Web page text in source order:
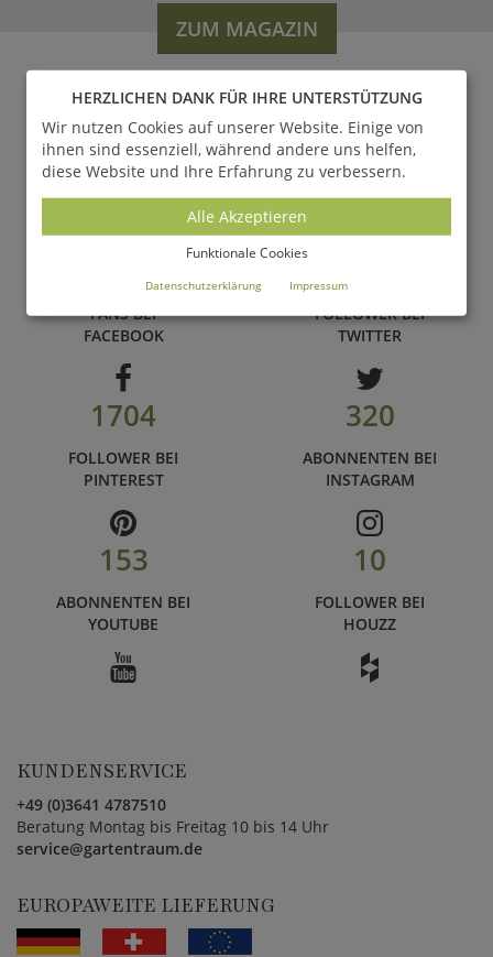
ZUM MAGAZIN
WERDEN SIE FAN VON
GARTENTRAUM.DE
und folgen Sie uns auf unseren zahlreichen Social Media
Kanälen
68.100
FANS BEI
FACEBOOK
FOLLOWER BEI
TWITTER
1704
FOLLOWER BEI
PINTEREST
320
ABONNENTEN BEI
INSTAGRAM
153
ABONNENTEN BEI
YOUTUBE
10
FOLLOWER BEI
HOUZZ
KUNDENSERVICE
+49 (0)3641 4787510
Beratung Montag bis Freitag 10 bis 14 Uhr
service@gartentraum.de
EUROPAWEITE LIEFERUNG
HERZLICHEN DANK FÜR IHRE UNTERSTÜTZUNG
Wir nutzen Cookies auf unserer Website. Einige von
ihnen sind essenziell, während andere uns helfen,
diese Website und Ihre Erfahrung zu verbessern.
Alle Akzeptieren
Funktionale Cookies
Datenschutzerklärung Impressum